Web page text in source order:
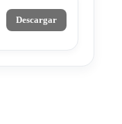
Descargar